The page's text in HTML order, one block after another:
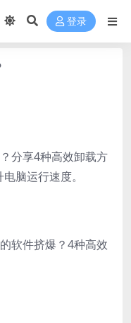
登录
分享4种高效卸载方
脑运行速度。
软件挤爆？4种高效